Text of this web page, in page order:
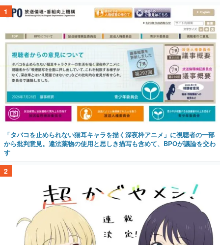
1
「タバコを止められない猫耳キャラを描く深夜枠アニメ」に視聴者の一部
から批判意見。違法薬物の使用と思しき描写も含めて、BPOが議論を交わ
す
2